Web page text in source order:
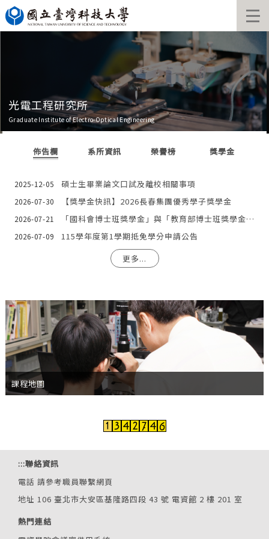
跳
到
主
光電工程研究所
Graduate Institute of Electro-Optical Engineering
佈告欄 系所資訊 榮譽榜 獎學金
2025-12-05 碩士生畢業論文口試及離校相關事項
2026-07-30 【獎學金快訊】2026長春集團優秀學子獎學金
2026-07-21 「國科會博士班獎學金」與「教育部博士班獎學金」申請公告
2026-07-09
115學年度第1學期抵免學分申請公告
更多...
課程地圖
:::聯絡資訊
電話 請參考職員聯繫網頁
地址 106 臺北市大安區基隆路四段 43 號 電資館 2 樓 201 室
熱門連結